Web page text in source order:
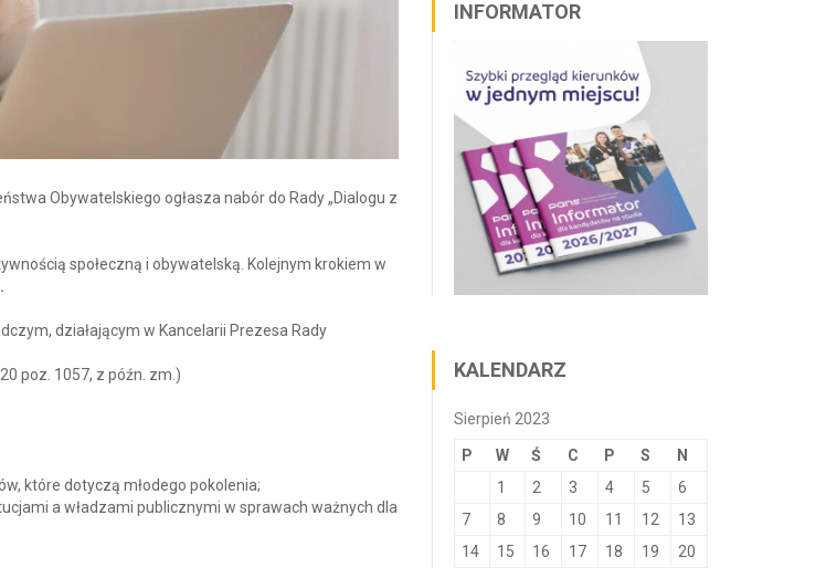
Obywatelskiego ogłasza nabór do Rady „Dialogu z
społeczną i obywatelską. Kolejnym krokiem w
działającym w Kancelarii Prezesa Rady
poz. 1057, z późn. zm.)
które dotyczą młodego pokolenia;
a władzami publicznymi w sprawach ważnych dla
INFORMATOR
KALENDARZ
Sierpień 2023
P W Ś C P S N
1 2 3 4 5
6
7
8 9 10 11 12
13
14
15 16 17 18 19
20